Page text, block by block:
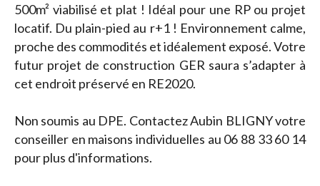
500m² viabilisé et plat ! Idéal pour une RP ou projet
locatif. Du plain-pied au r+1 ! Environnement calme,
proche des commodités et idéalement exposé. Votre
futur projet de construction GER saura s’adapter à
cet endroit préservé en RE2020.
Non soumis au DPE. Contactez Aubin BLIGNY votre
conseiller en maisons individuelles au 06 88 33 60 14
pour plus d'informations.